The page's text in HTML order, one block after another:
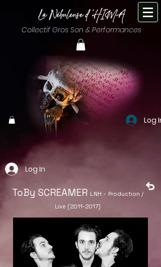
Collectif Gros Son & Performances
Log In
Log In
ToBy SCREAMER LNH - Production /
Live (2011-2017)